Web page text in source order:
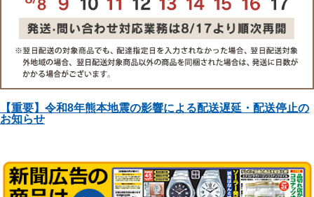
【重要】令和8年熊本地震の影響による配送遅延・配送停止の
お知らせ